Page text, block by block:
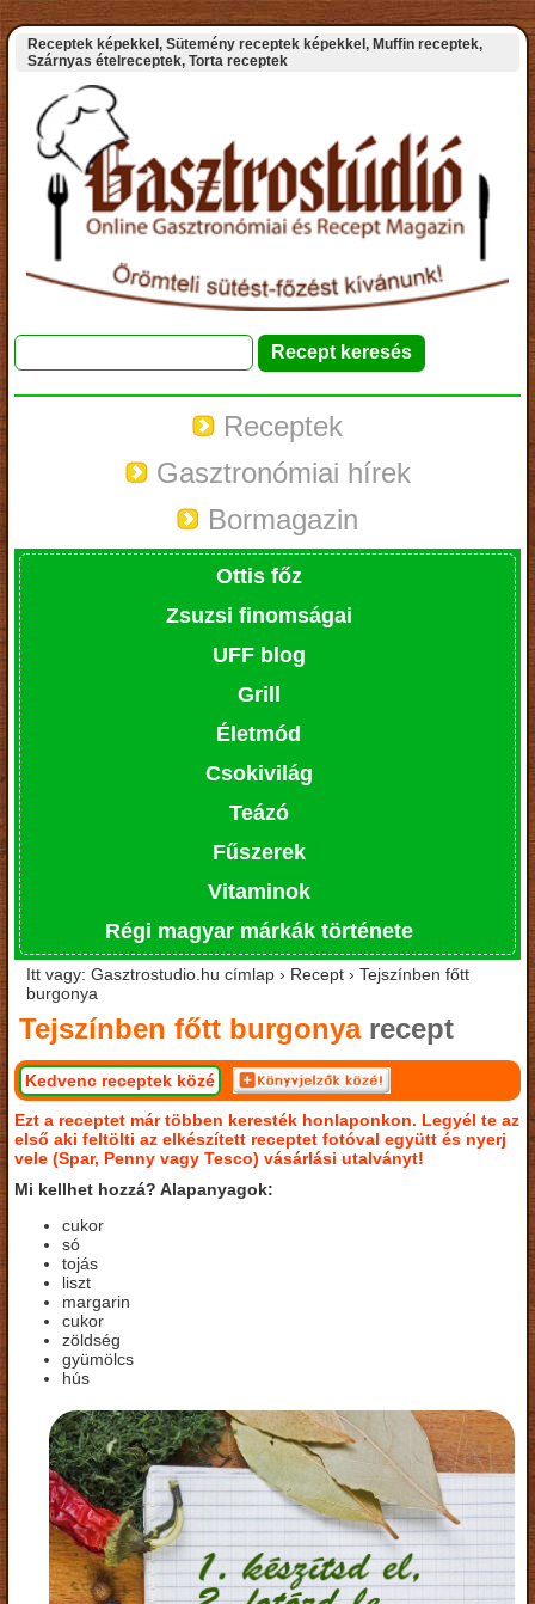
Receptek képekkel, Sütemény receptek képekkel, Muffin receptek,
Szárnyas ételreceptek, Torta receptek
Receptek
Gasztronómiai hírek
Bormagazin
Ottis főz
Zsuzsi finomságai
UFF blog
Grill
Életmód
Csokivilág
Teázó
Fűszerek
Vitaminok
Régi magyar márkák története
Itt vagy: Gasztrostudio.hu címlap › Recept › Tejszínben főtt
burgonya
Tejszínben főtt burgonyarecept
Kedvenc receptek közé
Ezt a receptet már többen keresték honlaponkon. Legyél te az
első aki feltölti az elkészített receptet fotóval együtt és nyerj
vele (Spar, Penny vagy Tesco) vásárlási utalványt!
Mi kellhet hozzá? Alapanyagok:
cukor
só
tojás
liszt
margarin
cukor
zöldség
gyümölcs
hús